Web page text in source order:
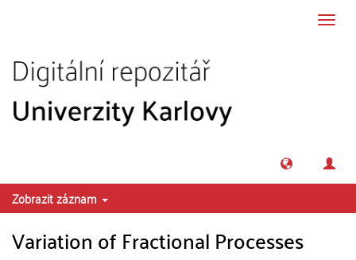
Zobrazit záznam
Variation of Fractional Processes